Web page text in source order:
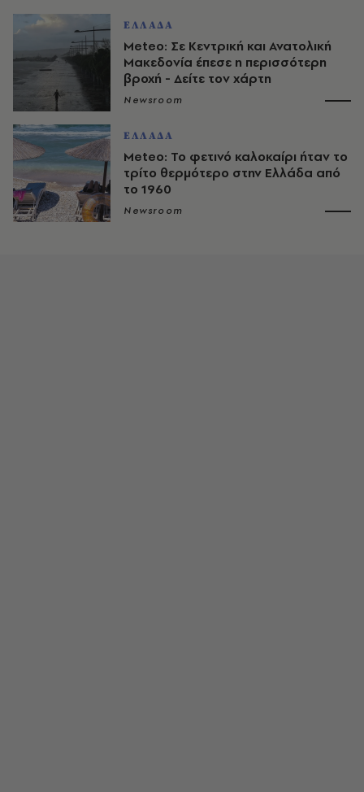
ΕΛΛΑΔΑ
Meteo: Σε Κεντρική και Ανατολική
Μακεδονία έπεσε η περισσότερη
βροχή - Δείτε τον χάρτη
Newsroom
ΕΛΛΑΔΑ
Meteo: Το φετινό καλοκαίρι ήταν το
τρίτο θερμότερο στην Ελλάδα από
το 1960
Newsroom